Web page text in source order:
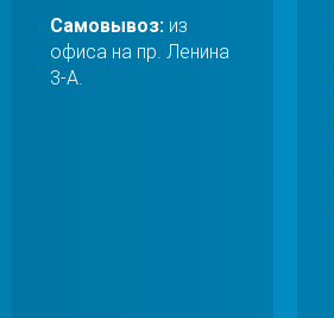
Самовывоз: из
офиса на пр. Ленина
3-А.